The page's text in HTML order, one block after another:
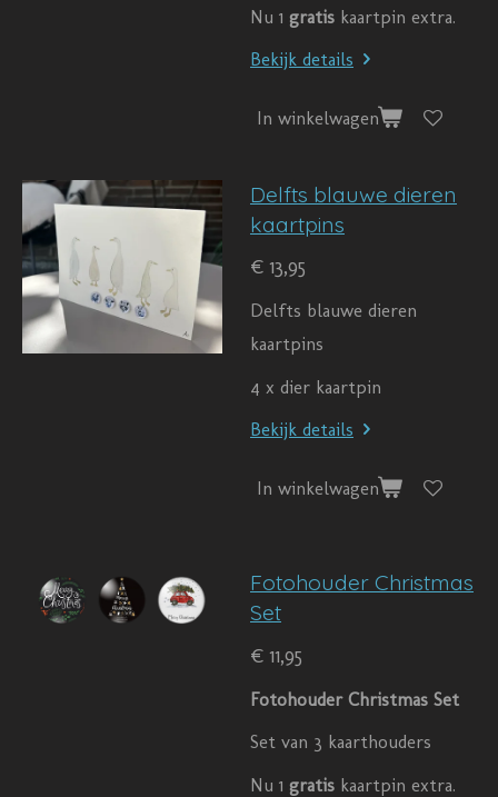
Nu 1 gratis kaartpin extra.
Bekijk details
In winkelwagen
Delfts blauwe dieren
kaartpins
€ 13,95
Delfts blauwe dieren
kaartpins
4 x dier kaartpin
Bekijk details
In winkelwagen
Fotohouder Christmas
Set
€ 11,95
Fotohouder Christmas Set
Set van 3 kaarthouders
Nu 1 gratis kaartpin extra.